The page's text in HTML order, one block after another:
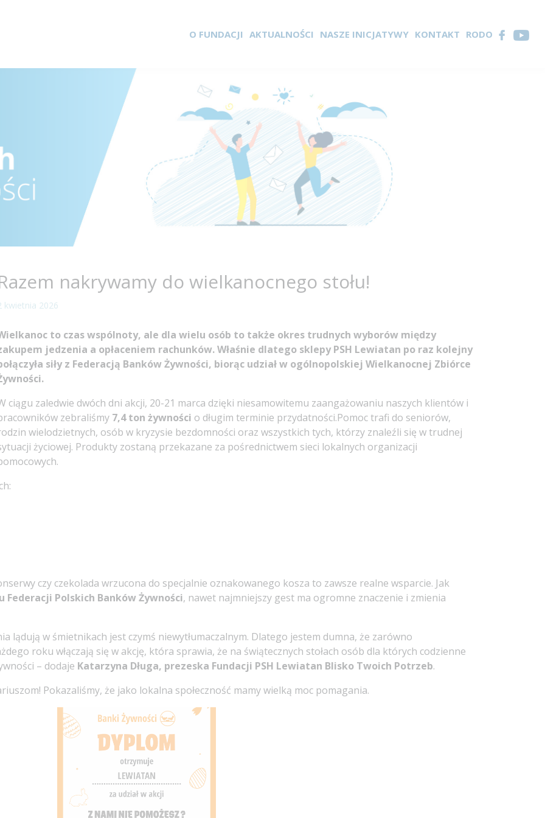
O FUNDACJI AKTUALNOŚCI NASZE INICJATYWY KONTAKT RODO
nakrywamy do wielkanocnego stołu!
kwietnia 2026
to czas wspólnoty, ale dla wielu osób to także okres trudnych wyborów między
jedzenia a opłaceniem rachunków. Właśnie dlatego sklepy PSH Lewiatan po raz kolejny
siły z Federacją Banków Żywności, biorąc udział w ogólnopolskiej Wielkanocnej Zbiórce
ciągu zaledwie dwóch dni akcji, 20-21 marca dzięki niesamowitemu zaangażowaniu naszych klientów i
zebraliśmy 7,4 ton żywności o długim terminie przydatności.Pomoc trafi do seniorów,
wielodzietnych, osób w kryzysie bezdomności oraz wszystkich tych, którzy znaleźli się w trudnej
życiowej. Produkty zostaną przekazane za pośrednictwem sieci lokalnych organizacji
czy czekolada wrzucona do specjalnie oznakowanego kosza to zawsze realne wsparcie. Jak
Federacji Polskich Banków Żywności, nawet najmniejszy gest ma ogromne znaczenie i zmienia
lądują w śmietnikach jest czymś niewytłumaczalnym. Dlatego jestem dumna, że zarówno
roku włączają się w akcję, która sprawia, że na świątecznych stołach osób dla których codzienne
– dodaje Katarzyna Długa, prezeska Fundacji PSH Lewiatan Blisko Twoich Potrzeb.
Pokazaliśmy, że jako lokalna społeczność mamy wielką moc pomagania.